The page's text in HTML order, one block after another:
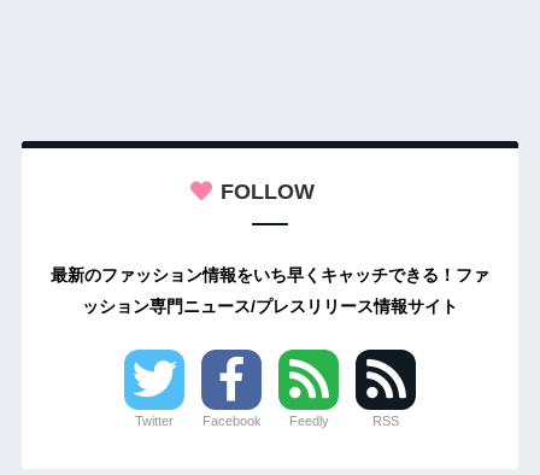
FOLLOW
最新のファッション情報をいち早くキャッチできる！ファ
ッション専門ニュース/プレスリリース情報サイト
Twitter Facebook Feedly RSS